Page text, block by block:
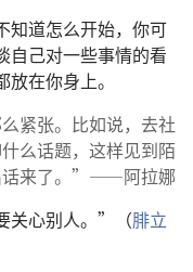
知道怎么开始，你可
自己对一些事情的看
在你身上。
紧张。比如说，去社
么话题，这样见到陌
话来了。”——阿拉娜
关心别人。”（腓立